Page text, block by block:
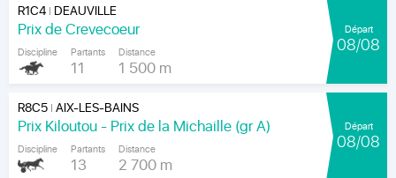
R1C4| DEAUVILLE
Prix de Crevecoeur
Discipline Partants
11
Distance
1 500 m
Départ
08/08
R8C5|AIX-LES-BAINS
Prix Kiloutou - Prix de la Michaille (gr A)
Discipline Partants
13
Distance
2 700 m
Départ
08/08